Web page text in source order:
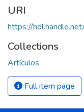
URI
https://
Collections
Artículos
Full item page